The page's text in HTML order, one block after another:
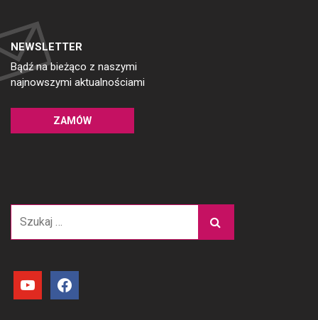
NEWSLETTER
Bądź na bieżąco z naszymi
najnowszymi aktualnościami
ZAMÓW
youtube facebook